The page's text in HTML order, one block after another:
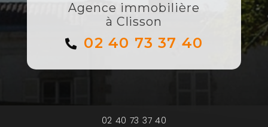
Agence immobilière
à Clisson
02 40 73 37 40
02 40 73 37 40